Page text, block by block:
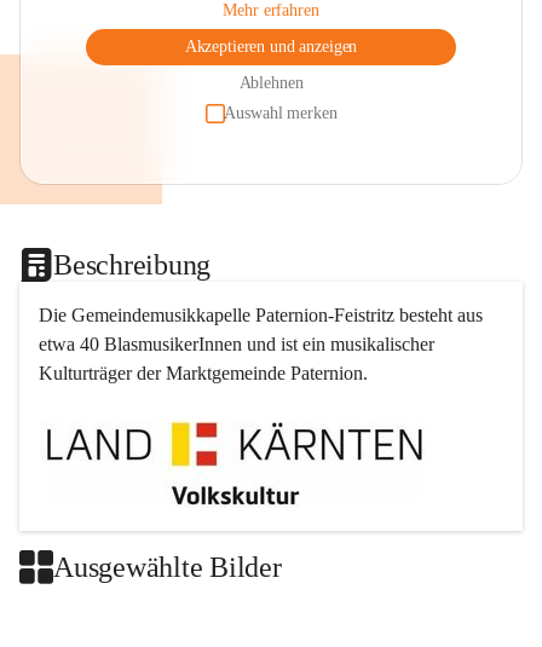
Mehr erfahren
Akzeptieren und anzeigen
Ablehnen
Auswahl merken
Beschreibung
Die Gemeindemusikkapelle Paternion-Feistritz besteht aus
etwa 40 BlasmusikerInnen und ist ein musikalischer
Kulturträger der Marktgemeinde Paternion.
Ausgewählte Bilder